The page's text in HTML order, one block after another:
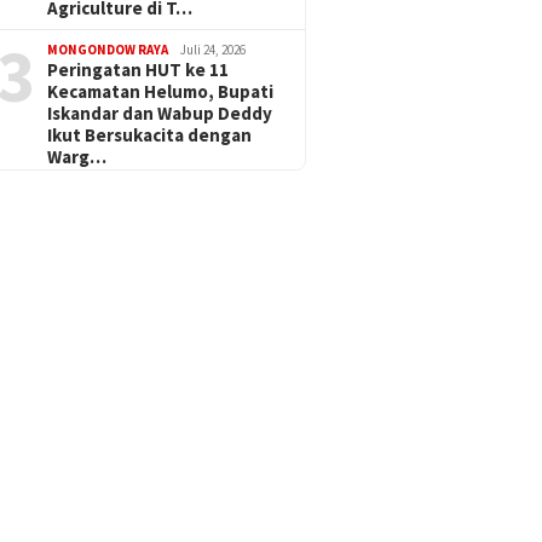
Agriculture di T…
MONGONDOW RAYA Juli 24, 2026
Peringatan HUT ke 11
Kecamatan Helumo, Bupati
Iskandar dan Wabup Deddy
Ikut Bersukacita dengan
Warg…